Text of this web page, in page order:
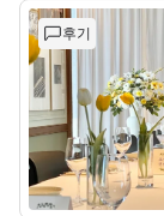
후기